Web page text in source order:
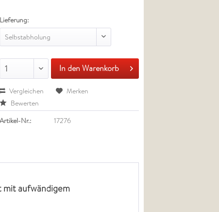
Lieferung:
Selbstabholung
1 In den Warenkorb
Vergleichen
Merken
Bewerten
Artikel-Nr.:
17276
mit aufwändigem